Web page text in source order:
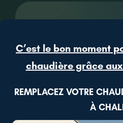
C’est le bon moment
chaudière grâce
REMPLACEZ VOTRE
À